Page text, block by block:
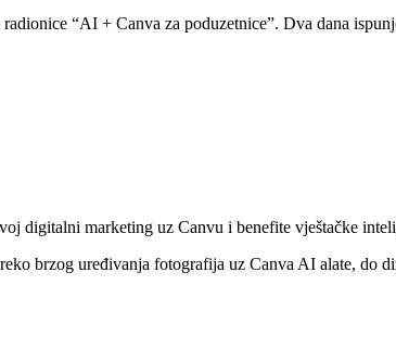
“AI + Canva za poduzetnice”. Dva dana
digitalni marketing uz Canvu i benefite vještačke
brzog uređivanja fotografija uz Canva AI alate, do